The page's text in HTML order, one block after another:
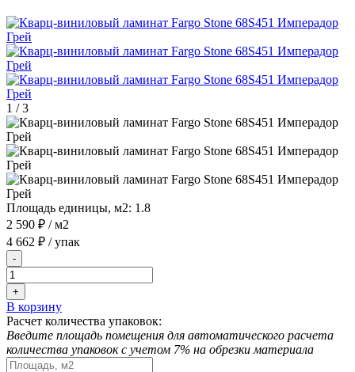
1 /3
Площадь единицы, м2: 1.8
2 590 ₽ / м2
4 662 ₽ / упак
-
+
В корзину
Расчет количества упаковок:
Введите площадь помещения для автоматического расчета
количества упаковок с учетом 7% на обрезки материала